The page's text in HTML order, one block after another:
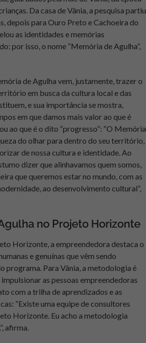
Da casa de Vânia, a pesquisa partiu
depois para Ouro Preto e Cachoeira do
as identidades e memórias
por isso, o nome “Memória de Agulha”,
de Agulha vem, justamente, trazer o
em busca da cultura local e das
e sua importância se mostra,
em que damos mais valor ao que é
ao que é o dito “progresso”: “O Memória
do olhar para dentro do seu território,
de nossa cultura e identidade. Ao
dizer que alinhavamos quem somos,
que queremos estar no mundo, com as
ao desenvolvimento cultural”,
no Projeto Horizonte
Horizonte, a empreendedora destaca o
e genuínas que vêm sendo
programa. Para Vânia, a metodologia é
as pessoas empreendedoras
com a trilha de aprendizados e as
“Existe uma equipe de consultores
Horizonte. Eu acho a metodologia
afirma.